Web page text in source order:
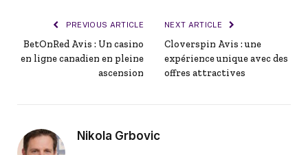
PREVIOUS ARTICLE
BetOnRed Avis : Un casino
en ligne canadien en pleine
ascension
NEXT ARTICLE
Cloverspin Avis : une
expérience unique avec des
offres attractives
Nikola Grbovic